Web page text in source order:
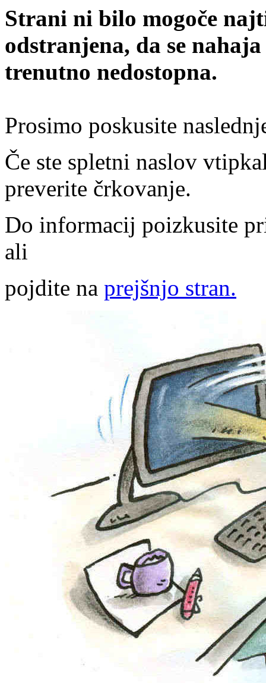
Strani ni bilo mogoče
odstranjena, da se
trenutno nedostopna.
Prosimo poskusite
Če ste spletni naslov
preverite črkovanje.
Do informacij poizkusite
ali
pojdite na prejšnjo stran.